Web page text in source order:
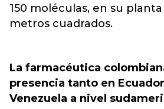
150 moléculas, en su planta
metros cuadrados.
La farmacéutica
presencia tanto en
Venezuela a nivel